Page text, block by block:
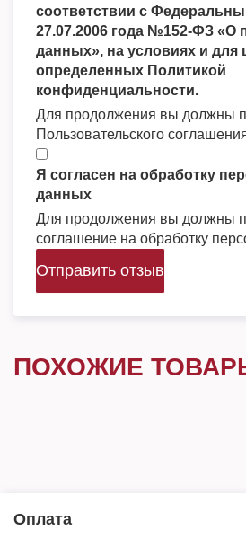
соответствии с
27.07.2006 года №152-ФЗ «О
данных», на условиях и для
определенных Политикой
конфиденциальности.
Для продолжения вы должны
Пользовательского
Я согласен на обработку
данных
Для продолжения вы должны
соглашение на обработку
Отправить отзыв
ПОХОЖИЕ
Оплата